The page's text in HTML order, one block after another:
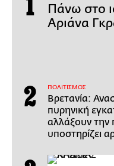
Πάνω στο
Αριάνα
ΠΟΛΙΤΙΣΜΟΣ
Βρετανία:
πυρηνική
αλλάξουν την
υποστηρίζει